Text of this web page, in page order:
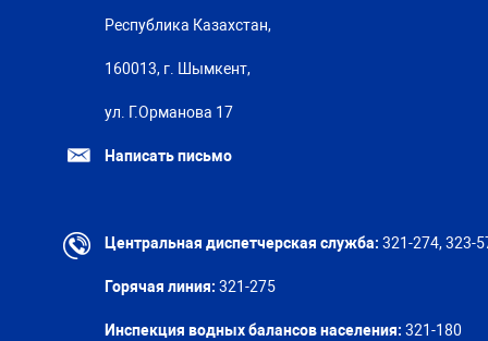
Республика Казахстан,
160013, г. Шымкент,
ул. Г.Орманова 17
Написать письмо
Центральная диспетчерская служба: 321-274, 323-
Горячая линия: 321-275
Инспекция водных балансов населения: 321-180